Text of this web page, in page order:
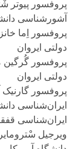
آشورشناسی
پروفسور اِما
دولتی ایروان
پروفسور گُرگین
دولتی ایروان
ایران‌شناسی
ایران‌شناسی